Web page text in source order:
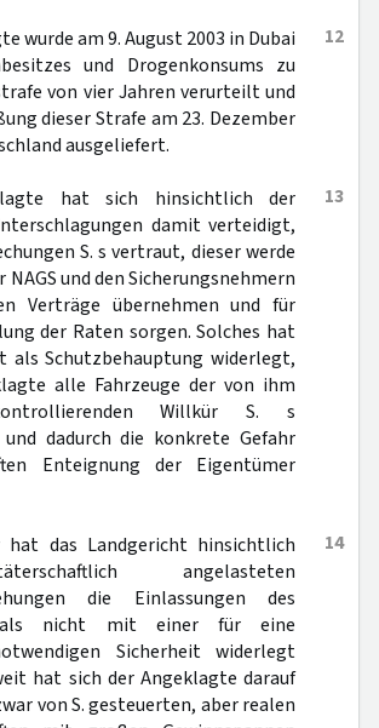
12
wurde am 9. August 2003 in Dubai
und Drogenkonsums zu
von vier Jahren verurteilt und
dieser Strafe am 23. Dezember
ausgeliefert.
13
hat sich hinsichtlich der
damit verteidigt,
S. s vertraut, dieser werde
NAGS und den Sicherungsnehmern
Verträge übernehmen und für
der Raten sorgen. Solches hat
als Schutzbehauptung widerlegt,
alle Fahrzeuge der von ihm
Willkür S. s
dadurch die konkrete Gefahr
Enteignung der Eigentümer
14
hat das Landgericht hinsichtlich
angelasteten
die Einlassungen des
als nicht mit einer für eine
Sicherheit widerlegt
hat sich der Angeklagte darauf
von S. gesteuerten, aber realen